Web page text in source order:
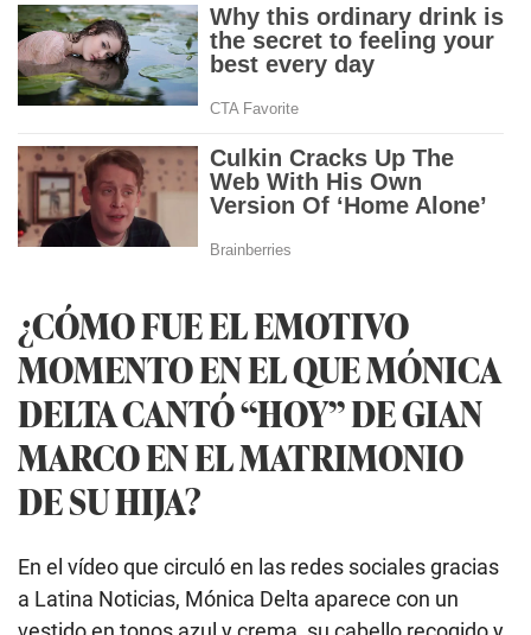
¿CÓMO FUE EL EMOTIVO
MOMENTO EN EL QUE MÓNICA
DELTA CANTÓ “HOY” DE GIAN
MARCO EN EL MATRIMONIO
DE SU HIJA?
En el vídeo que circuló en las redes sociales gracias
a Latina Noticias, Mónica Delta aparece con un